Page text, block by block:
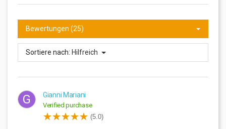
Bewertungen (25)
Sortiere nach: Hilfreich
G Gianni Mariani
Verified purchase
(5.0)